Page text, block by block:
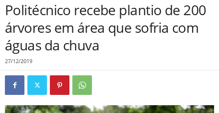
Politécnico recebe plantio de 200
árvores em área que sofria com
águas da chuva
27/12/2019